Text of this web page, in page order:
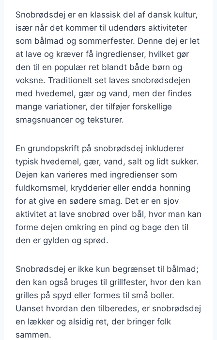
Snobrødsdej er en klassisk del af dansk kultur,
især når det kommer til udendørs aktiviteter
som bålmad og sommerfester. Denne dej er let
at lave og kræver få ingredienser, hvilket gør
den til en populær ret blandt både børn og
voksne. Traditionelt set laves snobrødsdejen
med hvedemel, gær og vand, men der findes
mange variationer, der tilføjer forskellige
smagsnuancer og teksturer.
En grundopskrift på snobrødsdej inkluderer
typisk hvedemel, gær, vand, salt og lidt sukker.
Dejen kan varieres med ingredienser som
fuldkornsmel, krydderier eller endda honning
for at give en sødere smag. Det er en sjov
aktivitet at lave snobrød over bål, hvor man kan
forme dejen omkring en pind og bage den til
den er gylden og sprød.
Snobrødsdej er ikke kun begrænset til bålmad;
den kan også bruges til grillfester, hvor den kan
grilles på spyd eller formes til små boller.
Uanset hvordan den tilberedes, er snobrødsdej
en lækker og alsidig ret, der bringer folk
sammen.